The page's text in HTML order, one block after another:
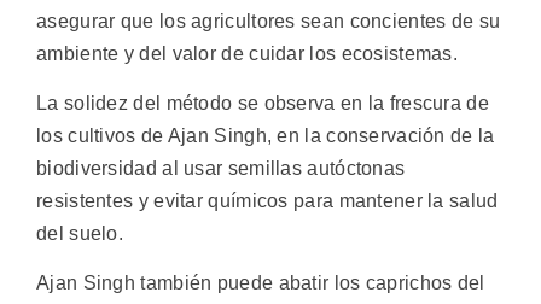
asegurar que los agricultores sean concientes de su
ambiente y del valor de cuidar los ecosistemas.
La solidez del método se observa en la frescura de
los cultivos de Ajan Singh, en la conservación de la
biodiversidad al usar semillas autóctonas
resistentes y evitar químicos para mantener la salud
del suelo.
Ajan Singh también puede abatir los caprichos del